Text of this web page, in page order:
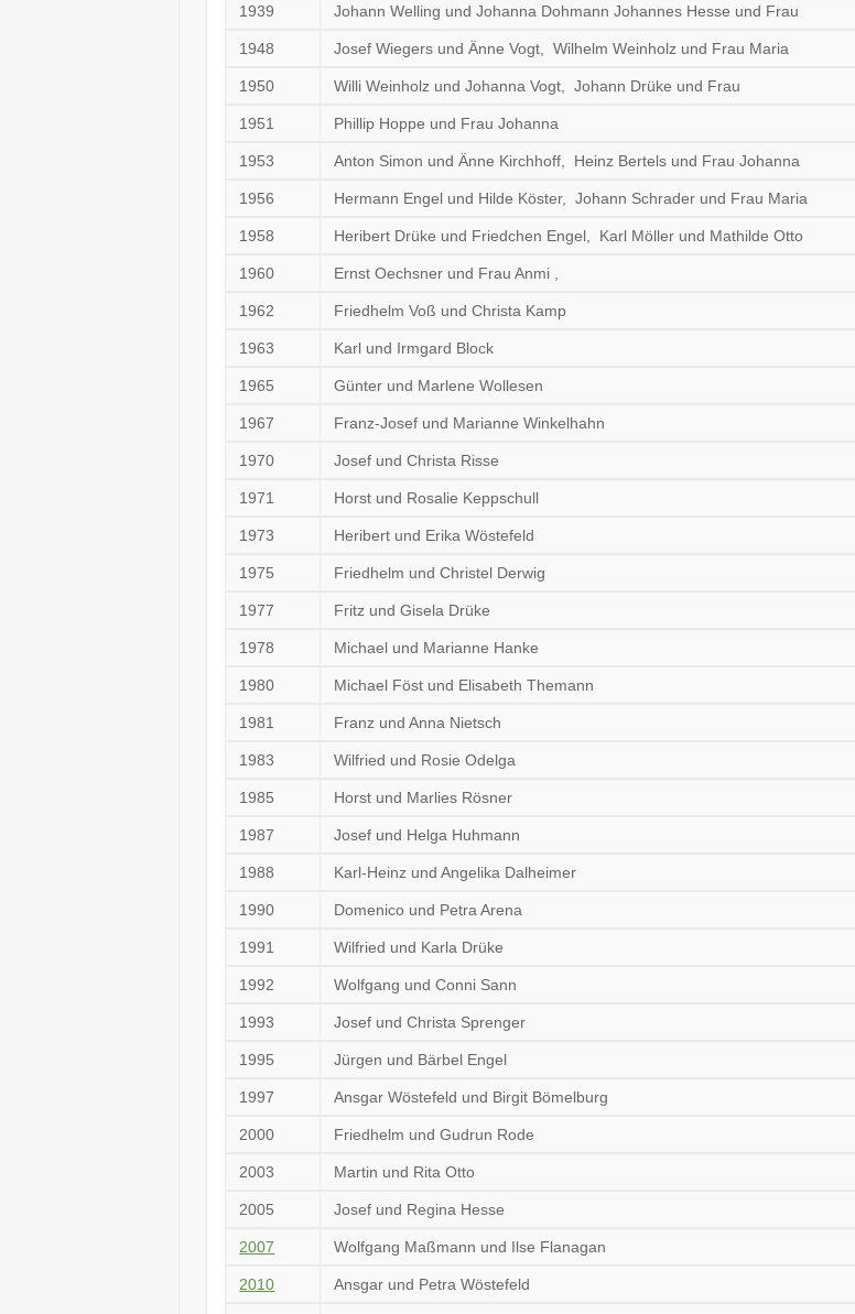
1939 Johann Welling und Johanna Dohmann Johannes Hesse und Frau
1948 Josef Wiegers und Änne Vogt, Wilhelm Weinholz und Frau Maria
1950 Willi Weinholz und Johanna Vogt, Johann Drüke und Frau
1951 Phillip Hoppe und Frau Johanna
1953 Anton Simon und Änne Kirchhoff, Heinz Bertels und Frau Johanna
1956 Hermann Engel und Hilde Köster, Johann Schrader und Frau Maria
1958 Heribert Drüke und Friedchen Engel, Karl Möller und Mathilde Otto
1960 Ernst Oechsner und Frau Anmi ,
1962 Friedhelm Voß und Christa Kamp
1963 Karl und Irmgard Block
1965 Günter und Marlene Wollesen
1967 Franz-Josef und Marianne Winkelhahn
1970 Josef und Christa Risse
1971 Horst und Rosalie Keppschull
1973 Heribert und Erika Wöstefeld
1975 Friedhelm und Christel Derwig
1977 Fritz und Gisela Drüke
1978 Michael und Marianne Hanke
1980 Michael Föst und Elisabeth Themann
1981 Franz und Anna Nietsch
1983 Wilfried und Rosie Odelga
1985 Horst und Marlies Rösner
1987 Josef und Helga Huhmann
1988 Karl-Heinz und Angelika Dalheimer
1990 Domenico und Petra Arena
1991 Wilfried und Karla Drüke
1992 Wolfgang und Conni Sann
1993 Josef und Christa Sprenger
1995 Jürgen und Bärbel Engel
1997 Ansgar Wöstefeld und Birgit Bömelburg
2000 Friedhelm und Gudrun Rode
2003 Martin und Rita Otto
2005 Josef und Regina Hesse
2007 Wolfgang Maßmann und Ilse Flanagan
2010 Ansgar und Petra Wöstefeld